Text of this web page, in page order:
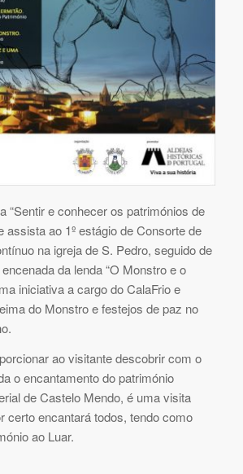
“Sentir e conhecer os patrimónios de
assista ao 1º estágio de Consorte de
na igreja de S. Pedro, seguido de
da lenda “O Monstro e o
iniciativa a cargo do CalaFrio e
do Monstro e festejos de paz no
ao visitante descobrir com o
o encantamento do património
de Castelo Mendo, é uma visita
certo encantará todos, tendo como
ao Luar.